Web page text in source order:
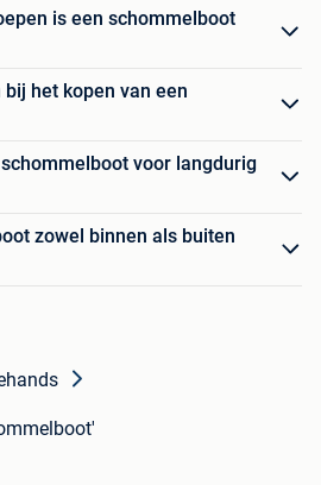
is een schommelboot
het kopen van een
voor langdurig
zowel binnen als buiten